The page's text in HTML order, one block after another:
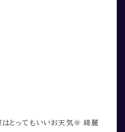
とってもいいお天気🌞 綺麗